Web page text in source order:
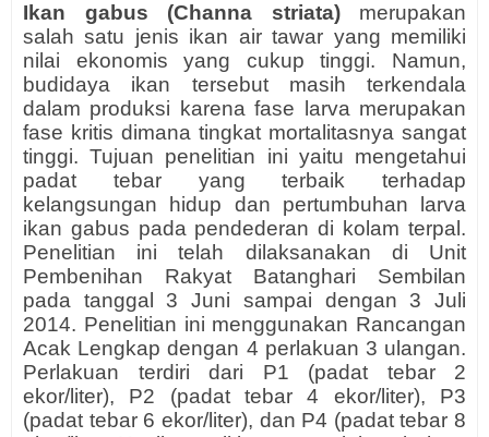
Ikan gabus (Channa striata)merupakan
salah satu jenis ikan air tawar yang memiliki
nilai ekonomis yang cukup tinggi. Namun,
budidaya ikan tersebut masih terkendala
dalam produksi karena fase larva merupakan
fase kritis dimana tingkat mortalitasnya sangat
tinggi. Tujuan penelitian ini yaitu mengetahui
padat tebar yang terbaik terhadap
kelangsungan hidup dan pertumbuhan larva
ikan gabus pada pendederan di kolam terpal.
Penelitian ini telah dilaksanakan di Unit
Pembenihan Rakyat Batanghari Sembilan
pada tanggal 3 Juni sampai dengan 3 Juli
2014. Penelitian ini menggunakan Rancangan
Acak Lengkap dengan 4 perlakuan 3 ulangan.
Perlakuan terdiri dari P1 (padat tebar 2
ekor/liter), P2 (padat tebar 4 ekor/liter), P3
(padat tebar 6 ekor/liter), dan P4 (padat tebar 8